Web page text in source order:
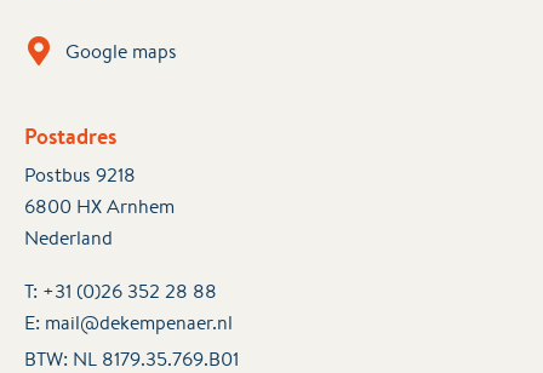
Google maps
Postadres
Postbus 9218
6800 HX Arnhem
Nederland
T: +31 (0)26 352 28 88
E: mail@dekempenaer.nl
BTW: NL 8179.35.769.B01